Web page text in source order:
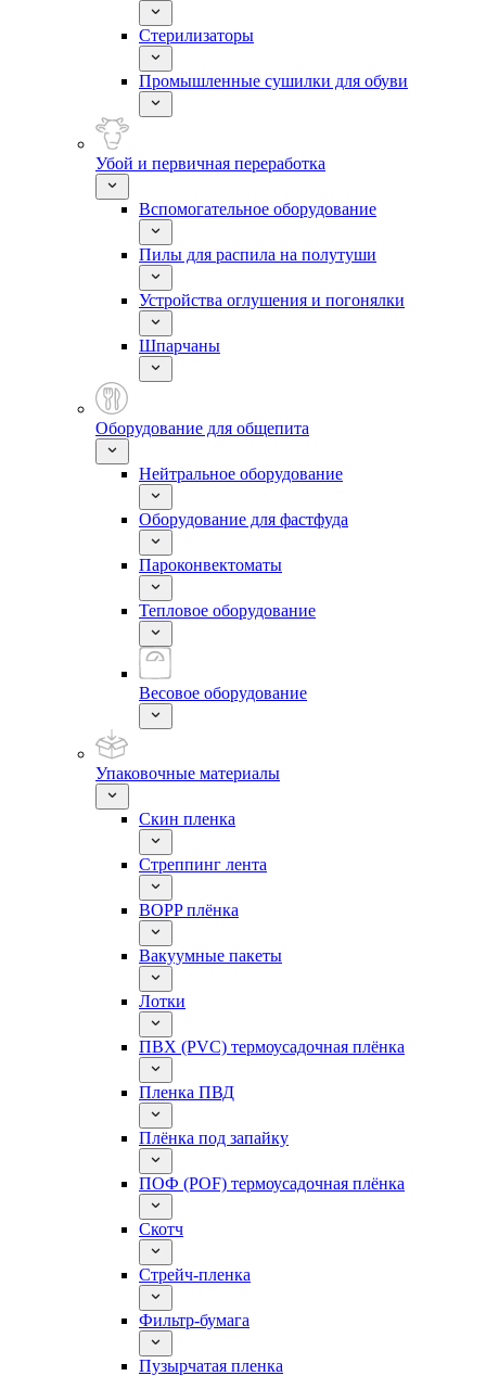
Стерилизаторы
Промышленные сушилки для обуви
Убой и первичная переработка
Вспомогательное оборудование
Пилы для распила на полутуши
Устройства оглушения и погонялки
Шпарчаны
Оборудование для общепита
Нейтральное оборудование
Оборудование для фастфуда
Пароконвектоматы
Тепловое оборудование
Весовое оборудование
Упаковочные материалы
Скин пленка
Стреппинг лента
BOPP плёнка
Вакуумные пакеты
Лотки
ПВХ (PVC) термоусадочная плёнка
Пленка ПВД
Плёнка под запайку
ПОФ (POF) термоусадочная плёнка
Скотч
Стрейч-пленка
Фильтр-бумага
Пузырчатая пленка